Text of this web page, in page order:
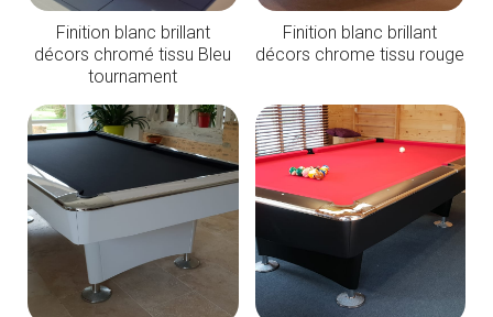
Finition blanc brillant
décors chromé tissu Bleu
tournament
Finition blanc brillant
décors chrome tissu rouge